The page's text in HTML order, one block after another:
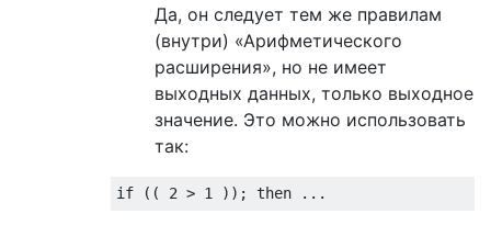
Да, он следует тем же правилам
(внутри) «Арифметического
расширения», но не имеет
выходных данных, только выходное
значение. Это можно использовать
так:
if (( 2 > 1 )); then ...